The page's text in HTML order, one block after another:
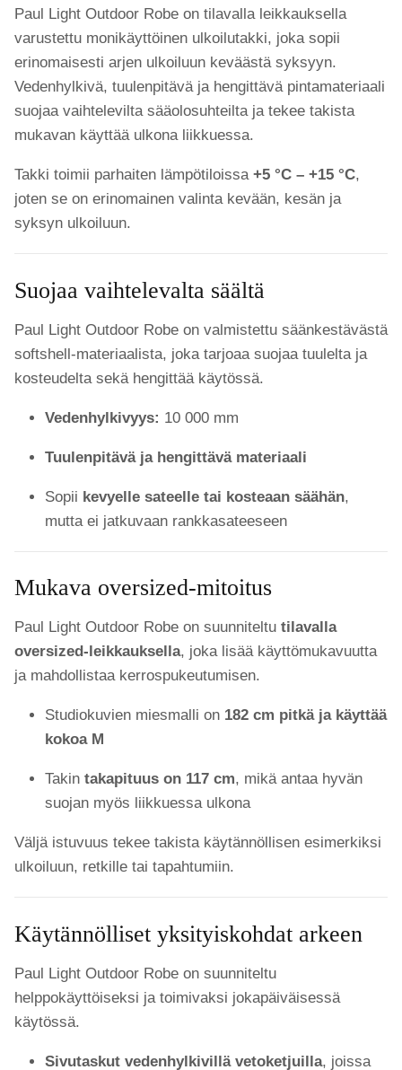
Paul Light Outdoor Robe on tilavalla leikkauksella
varustettu monikäyttöinen ulkoilutakki, joka sopii
erinomaisesti arjen ulkoiluun keväästä syksyyn.
Vedenhylkivä, tuulenpitävä ja hengittävä pintamateriaali
suojaa vaihtelevilta sääolosuhteilta ja tekee takista
mukavan käyttää ulkona liikkuessa.
Takki toimii parhaiten lämpötiloissa +5 °C – +15 °C,
joten se on erinomainen valinta kevään, kesän ja
syksyn ulkoiluun.
Suojaa vaihtelevalta säältä
Paul Light Outdoor Robe on valmistettu säänkestävästä
softshell-materiaalista, joka tarjoaa suojaa tuulelta ja
kosteudelta sekä hengittää käytössä.
Vedenhylkivyys: 10 000 mm
Tuulenpitävä ja hengittävä materiaali
Sopii kevyelle sateelle tai kosteaan säähän,
mutta ei jatkuvaan rankkasateeseen
Mukava oversized-mitoitus
Paul Light Outdoor Robe on suunniteltu tilavalla
oversized-leikkauksella, joka lisää käyttömukavuutta
ja mahdollistaa kerrospukeutumisen.
Studiokuvien miesmalli on 182 cm pitkä ja käyttää
kokoa M
Takin takapituus on 117 cm, mikä antaa hyvän
suojan myös liikkuessa ulkona
Väljä istuvuus tekee takista käytännöllisen esimerkiksi
ulkoiluun, retkille tai tapahtumiin.
Käytännölliset yksityiskohdat arkeen
Paul Light Outdoor Robe on suunniteltu
helppokäyttöiseksi ja toimivaksi jokapäiväisessä
käytössä.
Sivutaskut vedenhylkivillä vetoketjuilla, joissa